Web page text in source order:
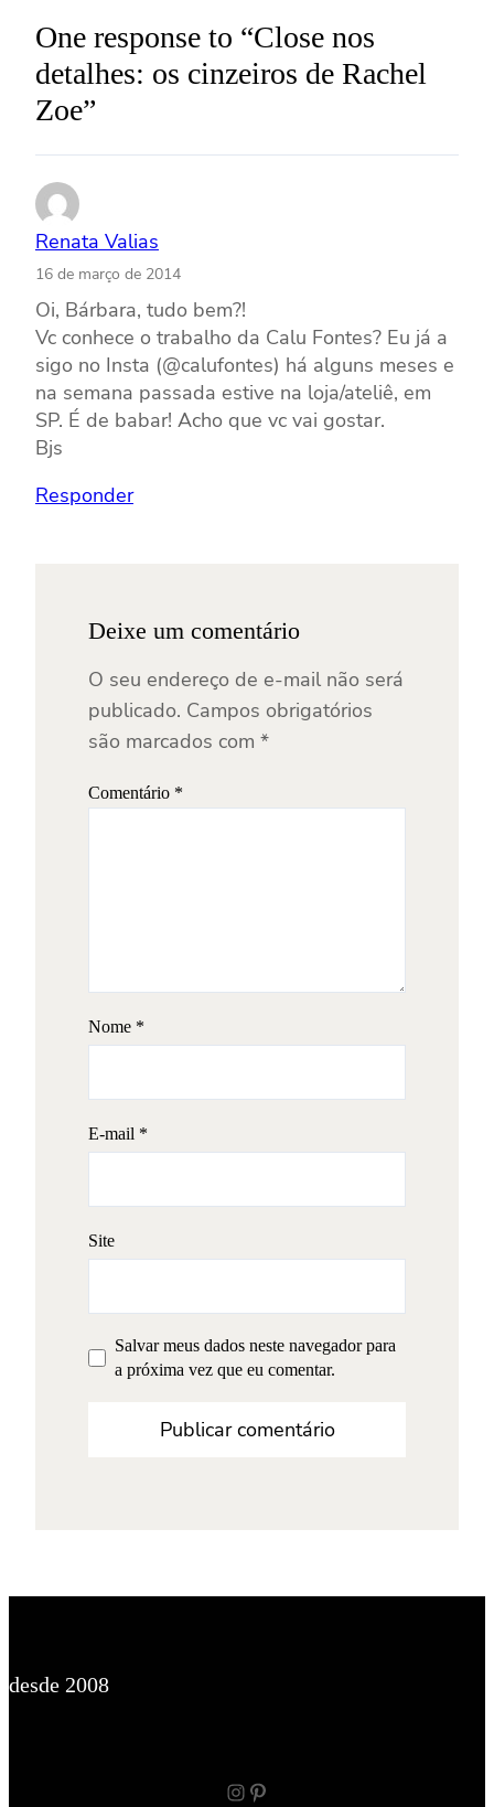
One response to “Close nos
detalhes: os cinzeiros de Rachel
Zoe”
Renata Valias
16 de março de 2014
Oi, Bárbara, tudo bem?!
Vc conhece o trabalho da Calu Fontes? Eu já a
sigo no Insta (@calufontes) há alguns meses e
na semana passada estive na loja/ateliê, em
SP. É de babar! Acho que vc vai gostar.
Bjs
Responder
Deixe um comentário
O seu endereço de e-mail não será
publicado. Campos obrigatórios
são marcados com *
Comentário *
Nome *
E-mail *
Site
Salvar meus dados neste navegador para
a próxima vez que eu comentar.
desde 2008
Instagram Pinterest